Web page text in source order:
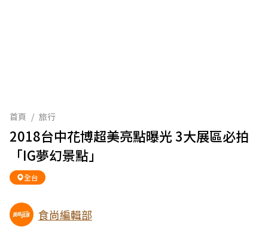
首頁 / 旅行
2018台中花博超美亮點曝光 3大展區必拍
「IG夢幻景點」
全台
食尚編輯部